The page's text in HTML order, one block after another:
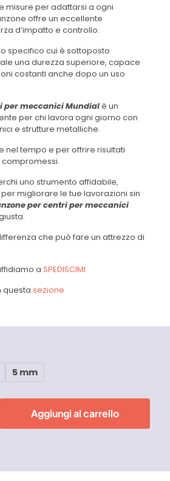
misure per adattarsi a ogni
offre un eccellente
d’impatto e controllo.
specifico cui è sottoposto
una durezza superiore, capace
costanti anche dopo un uso
per meccanici Mundialè un
per chi lavora ogni giorno con
e strutture metalliche.
nel tempo e per offrire risultati
uno strumento affidabile,
migliorare le tue lavorazioni sin
per centri per meccanici
che può fare un attrezzo di
a SPEDISCIMI
questa sezione
5 mm
Aggiungi al carrello